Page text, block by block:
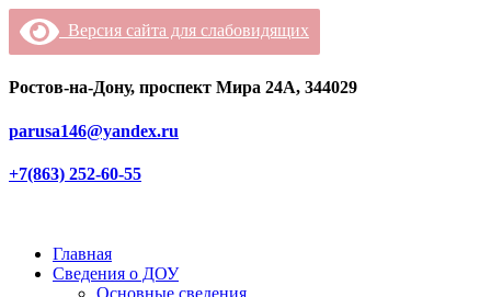
Версия сайта для слабовидящих
Ростов-на-Дону, проспект Мира 24А, 344029
parusa146@yandex.ru
+7(863) 252-60-55
Главная
Сведения о ДОУ
Основные сведения